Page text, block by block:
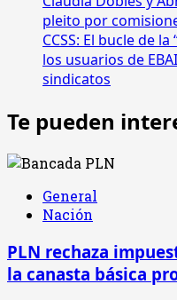
pleito por
CCSS: El bucle de
los usuarios de
sindicatos
Te pueden
General
Nación
PLN rechaza
la canasta básica